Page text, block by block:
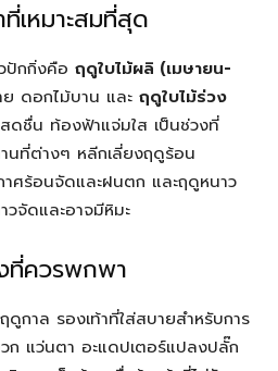
เหมาะสมที่สุด
ปักกิ่งคือ ฤดูใบไม้ผลิ (เมษายน-
ย ดอกไม้บาน และ ฤดูใบไม้ร่วง
ดชื่น ท้องฟ้าแจ่มใส เป็นช่วงที่
านที่ต่างๆ หลีกเลี่ยงฤดูร้อน
ศร้อนจัดและฝนตก และฤดูหนาว
จัดและอาจมีหิมะ
ที่ควรพกพา
ดูกาล รองเท้าที่ใส่สบายสำหรับการ
ก แว่นตา อะแดปเตอร์แปลงปลั๊ก